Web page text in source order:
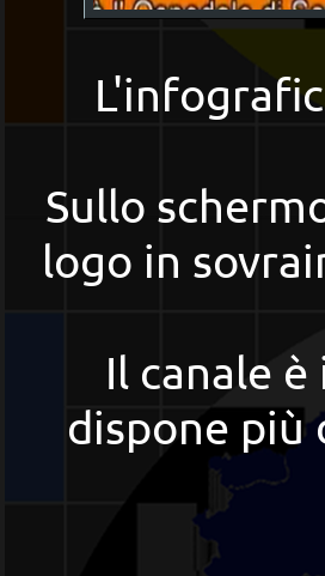
Sullo
logo in
Il canale
dispone più